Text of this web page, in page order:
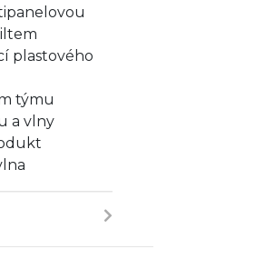
plastového
týmu
a vlny